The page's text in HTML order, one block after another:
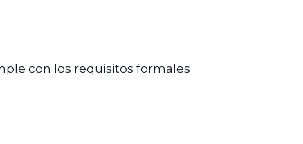
con los requisitos formales